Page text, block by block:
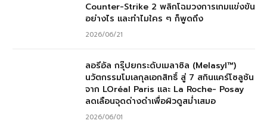
Counter-Strike 2 พลิกโฉมวงการเกมแข่งขัน
อย่างไร และทำไมใคร ๆ ก็พูดถึง
2026/06/21
ลอรีอัล กรุ๊ปยกระดับเมลาซิล (Melasyl™)
นวัตกรรมโมเลกุลเอกสิทธิ์ สู่ 7 สกินแคร์โซลูชัน
จาก LOréal Paris และ La Roche- Posay
ลดเลือนจุดด่างดำเพื่อผิวดูสม่ำเสมอ
2026/06/01